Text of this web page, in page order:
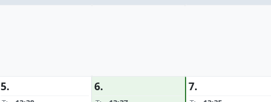
5. 6. 7.